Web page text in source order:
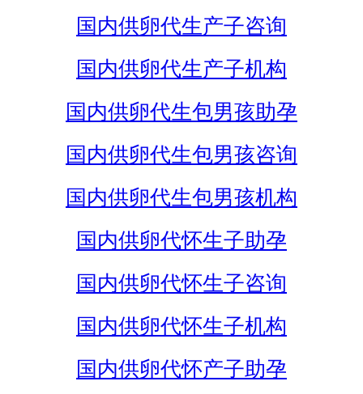
国内供卵代生产子咨询
国内供卵代生产子机构
国内供卵代生包男孩助孕
国内供卵代生包男孩咨询
国内供卵代生包男孩机构
国内供卵代怀生子助孕
国内供卵代怀生子咨询
国内供卵代怀生子机构
国内供卵代怀产子助孕